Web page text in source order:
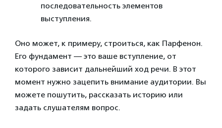
последовательность элементов
выступления.
Оно может, к примеру, строиться, как Парфенон.
Его фундамент — это ваше вступление, от
которого зависит дальнейший ход речи. В этот
момент нужно зацепить внимание аудитории. Вы
можете пошутить, рассказать историю или
задать слушателям вопрос.